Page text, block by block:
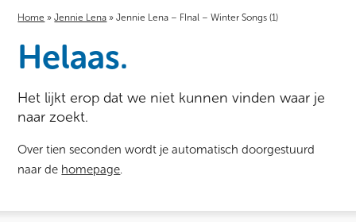
Home »Jennie Lena »Jennie Lena – FInal – Winter Songs (1)
Helaas.
Het lijkt erop dat we niet kunnen vinden waar je
naar zoekt.
Over tien seconden wordt je automatisch doorgestuurd
naar de homepage.